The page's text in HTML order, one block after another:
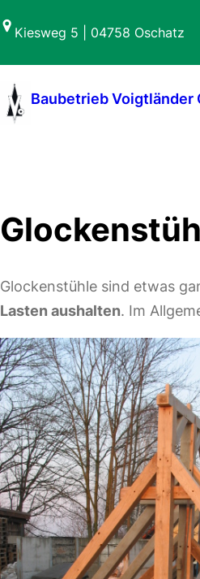
Inhalt
Kiesweg 5 | 04758 Oschatz
Baubetrieb Voigtländer
Glockenstühle sind etwas
Lasten aushalten. Im